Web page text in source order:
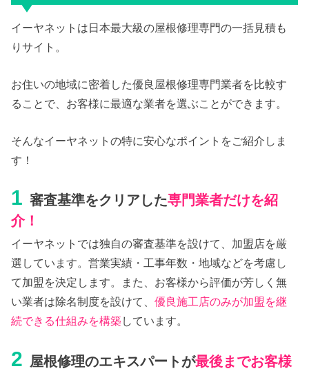
イーヤネットは日本最大級の屋根修理専門の一括見積も
りサイト。
お住いの地域に密着した優良屋根修理専門業者を比較す
ることで、お客様に最適な業者を選ぶことができます。
そんなイーヤネットの特に安心なポイントをご紹介しま
す！
1 審査基準をクリアした専門業者だけを紹
介！
イーヤネットでは独自の審査基準を設けて、加盟店を厳
選しています。営業実績・工事年数・地域などを考慮し
て加盟を決定します。また、お客様から評価が芳しく無
い業者は除名制度を設けて、優良施工店のみが加盟を継
続できる仕組みを構築しています。
2 屋根修理のエキスパートが最後までお客様